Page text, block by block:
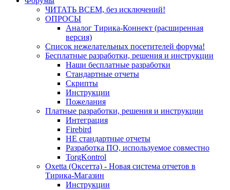
ЧИТАТЬ ВСЕМ, без исключений!
ОПРОСЫ
Аналог Тирика-Коннект (расширенная
версия)
Список нежелательных посетителей форума!
Бесплатные разработки, решения и инструкции
Наши бесплатные разработки
Стандартные отчеты
Скрипты
Инструкции
Пожелания
Платные разработки, решения и инструкции
Интеграция
Firebird
НЕ стандартные отчеты
Разработка ПО, используемое совместно
TorgKontrol
Oxetta (Оксетта) - Новая система отчетов в
Тирика-Магазин
Инструкции